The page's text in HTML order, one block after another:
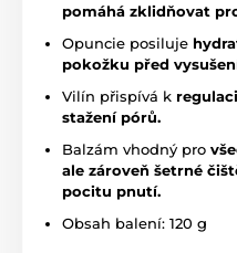
pomáhá zklidňovat
Opuncie posiluje
pokožku před
Vilín přispívá k
stažení pórů.
Balzám vhodný pro
ale zároveň šetrné
pocitu pnutí.
Obsah balení: 120 g